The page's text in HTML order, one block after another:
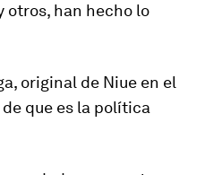
otros, han hecho lo
original de Niue en el
que es la política